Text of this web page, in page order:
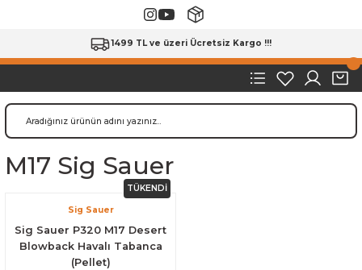
1499 TL ve üzeri Ücretsiz Kargo !!!
M17 Sig Sauer
TÜKENDİ
Sig Sauer
Sig Sauer P320 M17 Desert
Blowback Havalı Tabanca
(Pellet)